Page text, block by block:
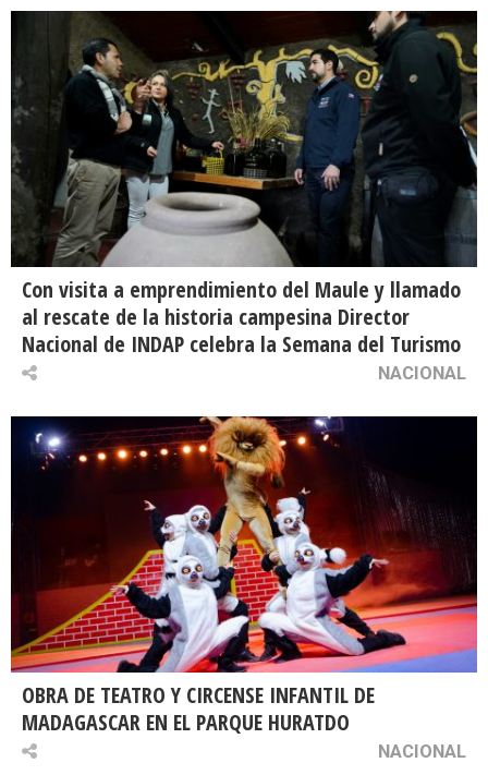
Con visita a emprendimiento del Maule y llamado
al rescate de la historia campesina Director
Nacional de INDAP celebra la Semana del Turismo
NACIONAL
OBRA DE TEATRO Y CIRCENSE INFANTIL DE
MADAGASCAR EN EL PARQUE HURATDO
NACIONAL